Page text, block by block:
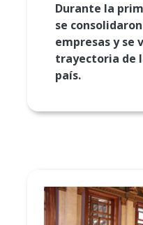
Durante la
se
empresas y se
trayectoria de
país.